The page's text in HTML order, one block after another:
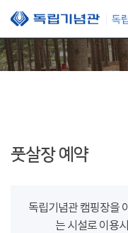
본문 바로가기
풋살장 예약
독립기념관 캠핑장을
는 시설로 이용